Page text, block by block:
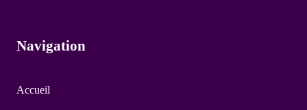
Navigation
Accueil